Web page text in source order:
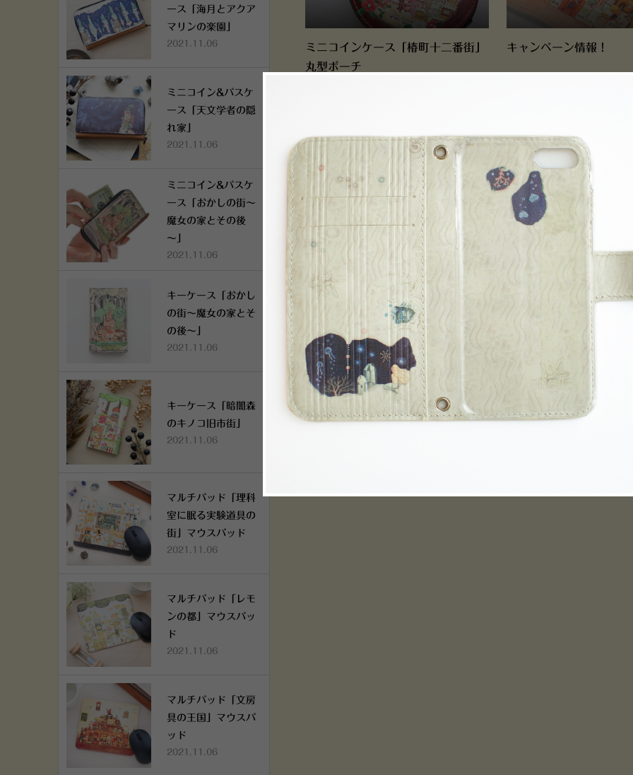
ミニコインケース「椿町十二番街」
丸型ポーチ
キャンペーン情報！
ース「海月とアクア
マリンの楽園」
2021.11.06
ミニコイン&パスケ
ース「天文学者の隠
れ家」
2021.11.06
ミニコイン&パスケ
ース「おかしの街～
魔女の家とその後
～」
2021.11.06
キーケース「おかし
の街～魔女の家とそ
の後～」
2021.11.06
キーケース「暗闇森
のキノコ旧市街」
2021.11.06
マルチパッド「理科
室に眠る実験道具の
街」マウスパッド
2021.11.06
マルチパッド「レモ
ンの都」マウスパッ
ド
2021.11.06
マルチパッド「文房
具の王国」マウスパ
ッド
2021.11.06